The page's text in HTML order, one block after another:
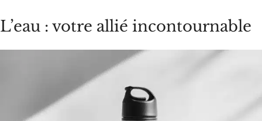
L’eau : votre allié incontournable